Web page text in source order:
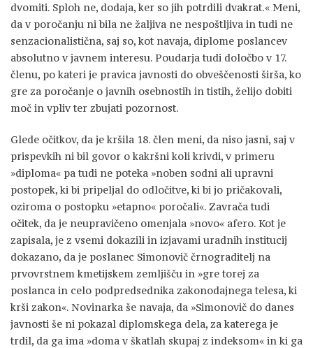
dvomiti. Sploh ne, dodaja, ker so jih potrdili dvakrat.« Meni,
da v poročanju ni bila ne žaljiva ne nespoštljiva in tudi ne
senzacionalistična, saj so, kot navaja, diplome poslancev
absolutno v javnem interesu. Poudarja tudi določbo v 17.
členu, po kateri je pravica javnosti do obveščenosti širša, ko
gre za poročanje o javnih osebnostih in tistih, želijo dobiti
moč in vpliv ter zbujati pozornost.
Glede očitkov, da je kršila 18. člen meni, da niso jasni, saj v
prispevkih ni bil govor o kakršni koli krivdi, v primeru
»diploma« pa tudi ne poteka »noben sodni ali upravni
postopek, ki bi pripeljal do odločitve, ki bi jo pričakovali,
oziroma o postopku »etapno« poročali«. Zavrača tudi
očitek, da je neupravičeno omenjala »novo« afero. Kot je
zapisala, je z vsemi dokazili in izjavami uradnih institucij
dokazano, da je poslanec Simonovič črnograditelj na
prvovrstnem kmetijskem zemljišču in »gre torej za
poslanca in celo podpredsednika zakonodajnega telesa, ki
krši zakon«. Novinarka še navaja, da »Simonovič do danes
javnosti še ni pokazal diplomskega dela, za katerega je
trdil, da ga ima »doma v škatlah skupaj z indeksom« in ki ga